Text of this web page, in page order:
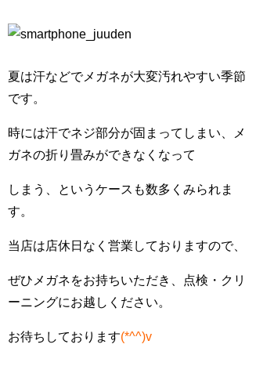
夏は汗などでメガネが大変汚れやすい季節
です。
時には汗でネジ部分が固まってしまい、メ
ガネの折り畳みができなくなって
しまう、というケースも数多くみられま
す。
当店は店休日なく営業しておりますので、
ぜひメガネをお持ちいただき、点検・クリ
ーニングにお越しください。
お待ちしております(*^^)v